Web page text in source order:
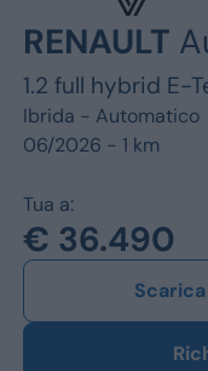
RENAULT
1.2 full hybrid E-
Ibrida - Automatico
06/2026 - 1 km
Tua a:
€ 36.490